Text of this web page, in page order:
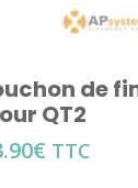
de
QT2
€ TTC